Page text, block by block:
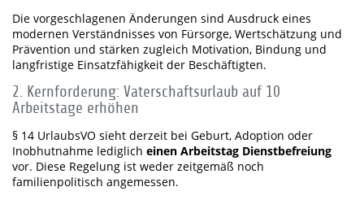
Die vorgeschlagenen Änderungen sind Ausdruck eines
modernen Verständnisses von Fürsorge, Wertschätzung und
Prävention und stärken zugleich Motivation, Bindung und
langfristige Einsatzfähigkeit der Beschäftigten.
2. Kernforderung: Vaterschaftsurlaub auf 10
Arbeitstage erhöhen
§ 14 UrlaubsVO sieht derzeit bei Geburt, Adoption oder
Inobhutnahme lediglich einen Arbeitstag Dienstbefreiung
vor. Diese Regelung ist weder zeitgemäß noch
familienpolitisch angemessen.